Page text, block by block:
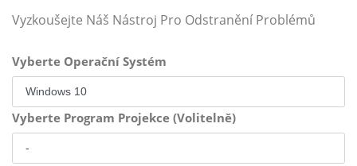
Vyzkoušejte Náš Nástroj Pro Odstranění Problémů
Vyberte Operační Systém
Vyberte Program Projekce (Volitelně)